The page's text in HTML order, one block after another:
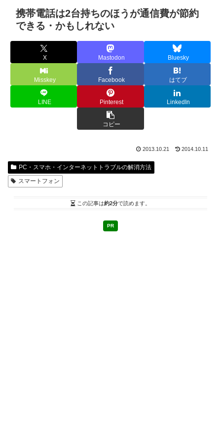
携帯電話は2台持ちのほうが通信費が節約
できる・かもしれない
X Mastodon Bluesky
Misskey Facebook はてブ
LINE Pinterest LinkedIn
コピー
2013.10.21 2014.10.11
PC・スマホ・インターネットトラブルの解消方法
スマートフォン
この記事は約2分で読めます。
PR